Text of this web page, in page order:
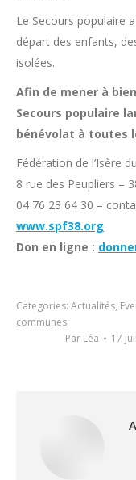
Le Secours populaire
départ des enfants,
isolées.
Afin de mener à
Secours populaire
bénévolat à toutes
Fédération de l’Isère
8 rue des Peupliers –
04 76 23 64 30 –
www.spf38.org
Don en ligne :
Categories: Actualités,
communes
Par Léa 17